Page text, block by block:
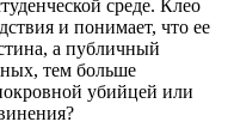
среде. Клео
и понимает, что ее
а публичный
тем больше
убийцей или